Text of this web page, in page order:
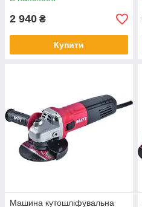
2 940 ₴
Купити
Машина кутошліфувальна